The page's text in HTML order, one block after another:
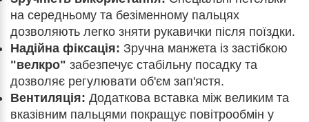
на середньому та безіменному пальцях
дозволяють легко зняти рукавички після поїздки.
Надійна фіксація: Зручна манжета із застібкою
"велкро" забезпечує стабільну посадку та
дозволяє регулювати об'єм зап'ястя.
Вентиляція: Додаткова вставка між великим та
вказівним пальцями покращує повітрообмін у